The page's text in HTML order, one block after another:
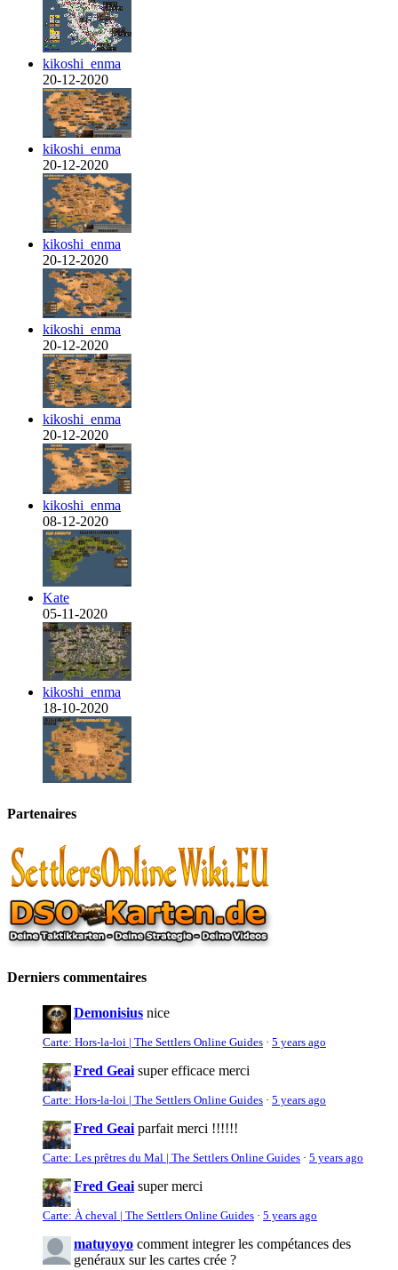
kikoshi_enma
20-12-2020
kikoshi_enma
20-12-2020
kikoshi_enma
20-12-2020
kikoshi_enma
20-12-2020
kikoshi_enma
20-12-2020
kikoshi_enma
08-12-2020
Kate
05-11-2020
kikoshi_enma
18-10-2020
Partenaires
Derniers commentaires
Demonisius nice
Carte: Hors-la-loi | The Settlers Online Guides · 5 years ago
Fred Geai super efficace merci
Carte: Hors-la-loi | The Settlers Online Guides · 5 years ago
Fred Geai parfait merci !!!!!!
Carte: Les prêtres du Mal | The Settlers Online Guides · 5 years ago
Fred Geai super merci
Carte: À cheval | The Settlers Online Guides · 5 years ago
matuyoyo comment integrer les compétances des
genéraux sur les cartes crée ?